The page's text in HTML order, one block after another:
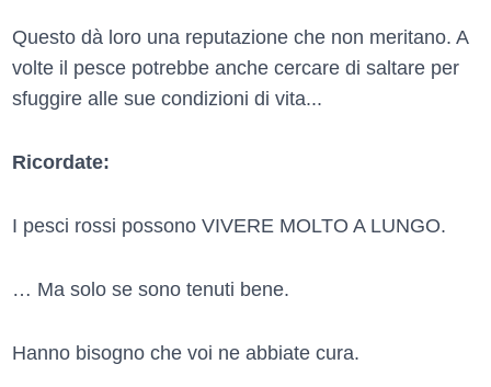
Questo dà loro una reputazione che non meritano. A
volte il pesce potrebbe anche cercare di saltare per
sfuggire alle sue condizioni di vita...
Ricordate:
I pesci rossi possono VIVERE MOLTO A LUNGO.
… Ma solo se sono tenuti bene.
Hanno bisogno che voi ne abbiate cura.